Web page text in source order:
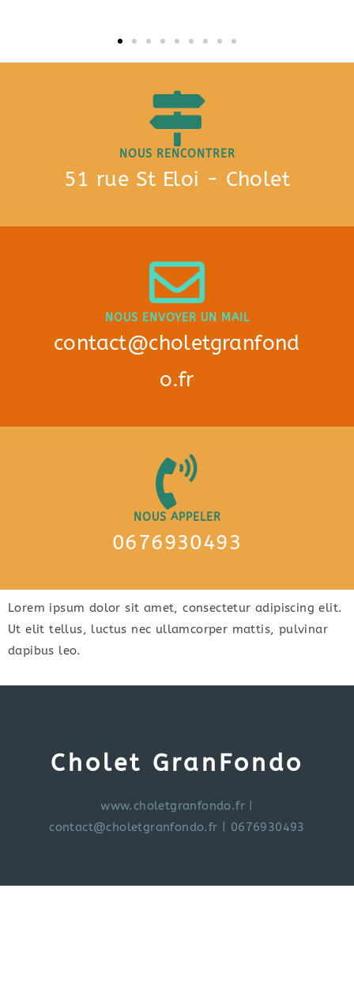
NOUS RENCONTRER
51 rue St Eloi - Cholet
NOUS ENVOYER UN MAIL
contact@choletgranfond
o.fr
NOUS APPELER
0676930493
Lorem ipsum dolor sit amet, consectetur adipiscing elit.
Ut elit tellus, luctus nec ullamcorper mattis, pulvinar
dapibus leo.
Cholet GranFondo
www.choletgranfondo.fr
contact@choletgranfondo.fr | 0676930493